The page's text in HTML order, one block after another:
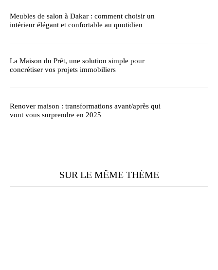
Meubles de salon à Dakar : comment choisir un
intérieur élégant et confortable au quotidien
La Maison du Prêt, une solution simple pour
concrétiser vos projets immobiliers
Renover maison : transformations avant/après qui
vont vous surprendre en 2025
SUR LE MÊME THÈME